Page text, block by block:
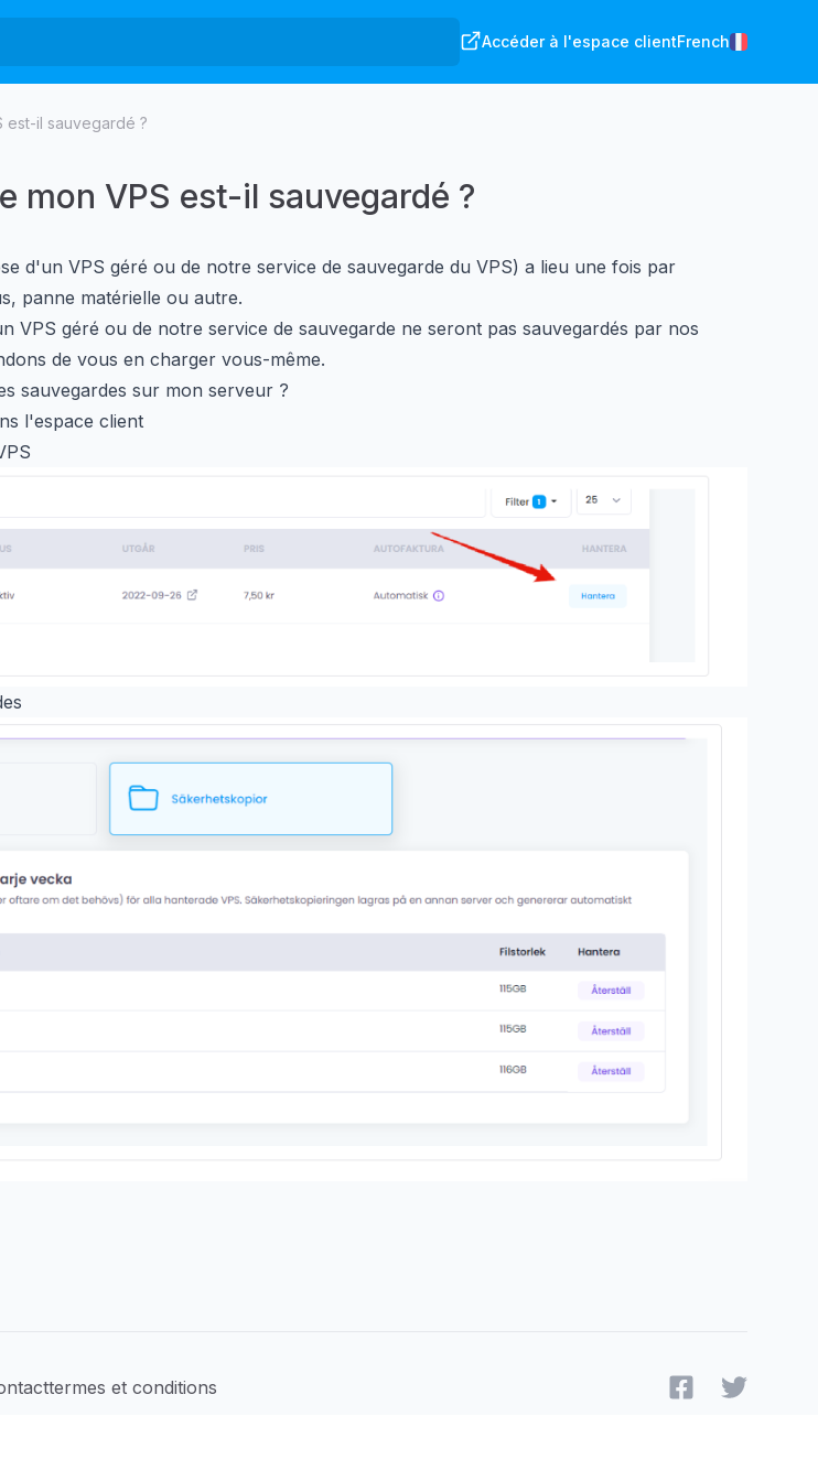
Accéder à l'espace clientFrench
est-il sauvegardé ?
mon VPS est-il sauvegardé ?
d'un VPS géré ou de notre service de sauvegarde du VPS) a lieu une fois par
panne matérielle ou autre.
VPS géré ou de notre service de sauvegarde ne seront pas sauvegardés par nos
de vous en charger vous-même.
sauvegardes sur mon serveur ?
l'espace client
termes et conditions FacebookTwitter